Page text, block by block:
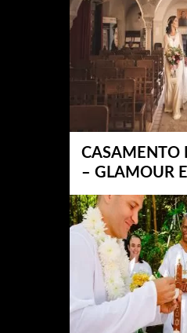
CASAMENTO
– GLAMOUR